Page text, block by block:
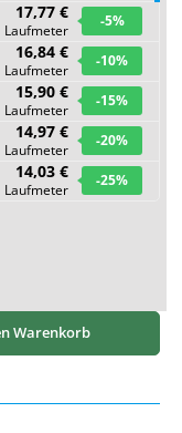
17,77 €
Laufmeter
-5%
16,84 €
Laufmeter
-10%
15,90 €
Laufmeter
-15%
14,97 €
Laufmeter
-20%
14,03 €
Laufmeter
-25%
benutze die Schaltflächen
Warenkorb